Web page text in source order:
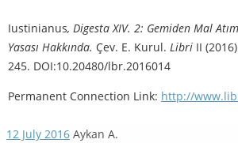
Iustinianus, Digesta XIV. 2: Gemiden Mal
Yasası Hakkında. Çev. E. Kurul. Libri II
245. DOI:10.20480/lbr.2016014
Permanent Connection Link: http://
12 July 2016 Aykan A.